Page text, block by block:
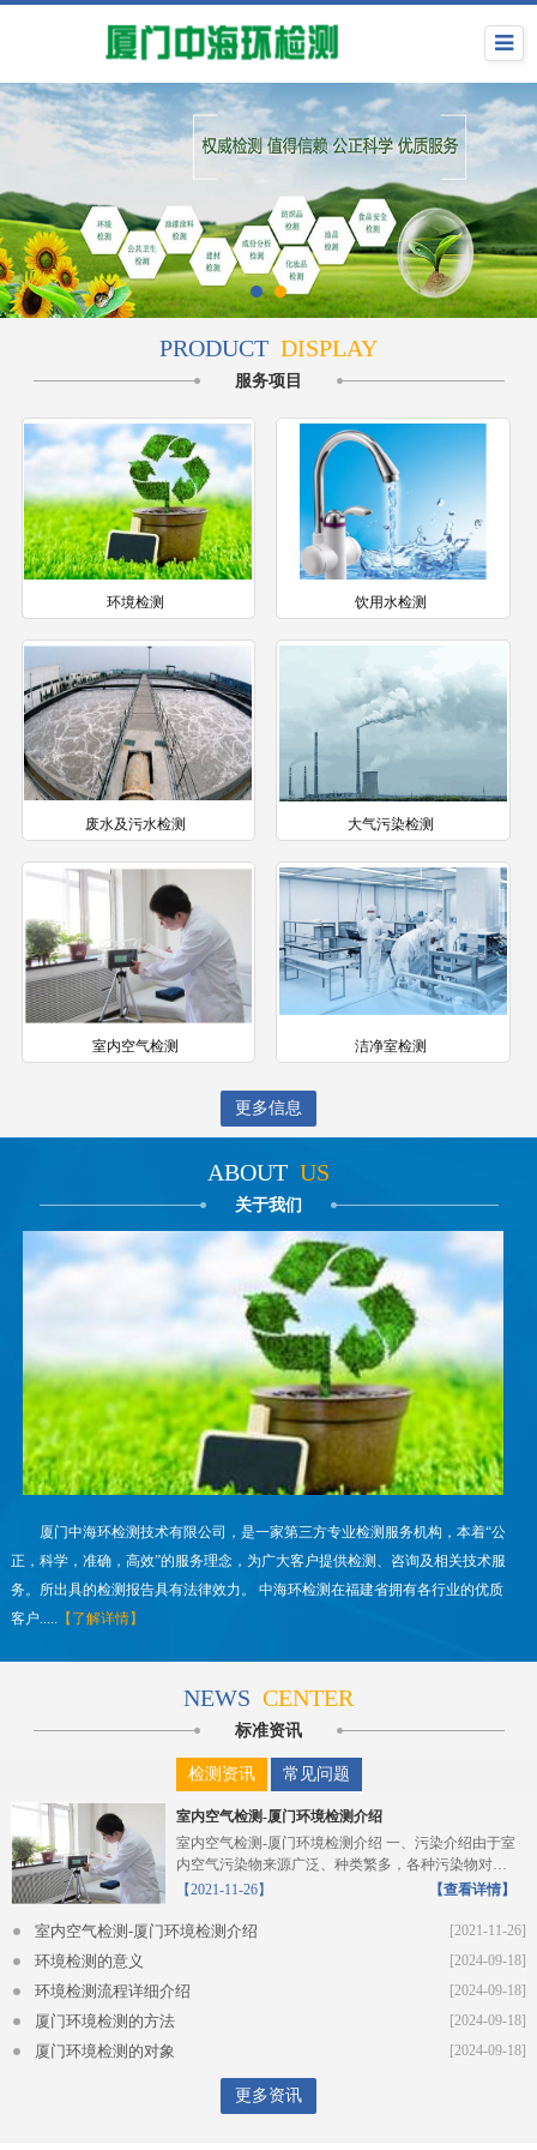
PRODUCT DISPLAY
服务项目
环境检测 饮用水检测
废水及污水检测 大气污染检测
室内空气检测 洁净室检测
更多信息
ABOUT US
关于我们
厦门中海环检测技术有限公司，是一家第三方专业检测服务机构，本着“公
正，科学，准确，高效”的服务理念，为广大客户提供检测、咨询及相关技术服
务。所出具的检测报告具有法律效力。 中海环检测在福建省拥有各行业的优质
客户..... 【了解详情】
NEWS CENTER
标准资讯
检测资讯 常见问题
室内空气检测-厦门环境检测介绍
室内空气检测-厦门环境检测介绍 一、污染介绍由于室
内空气污染物来源广泛、种类繁多，各种污染物对人
体的危...
【2021-11-26】 【查看详情】
[2021-11-26]
室内空气检测-厦门环境检测介绍
[2024-09-18]
环境检测的意义
[2024-09-18]
环境检测流程详细介绍
[2024-09-18]
厦门环境检测的方法
[2024-09-18]
厦门环境检测的对象
更多资讯